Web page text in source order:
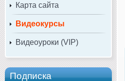
Карта сайта
Видеокурсы
Видеоуроки (VIP)
Подписка